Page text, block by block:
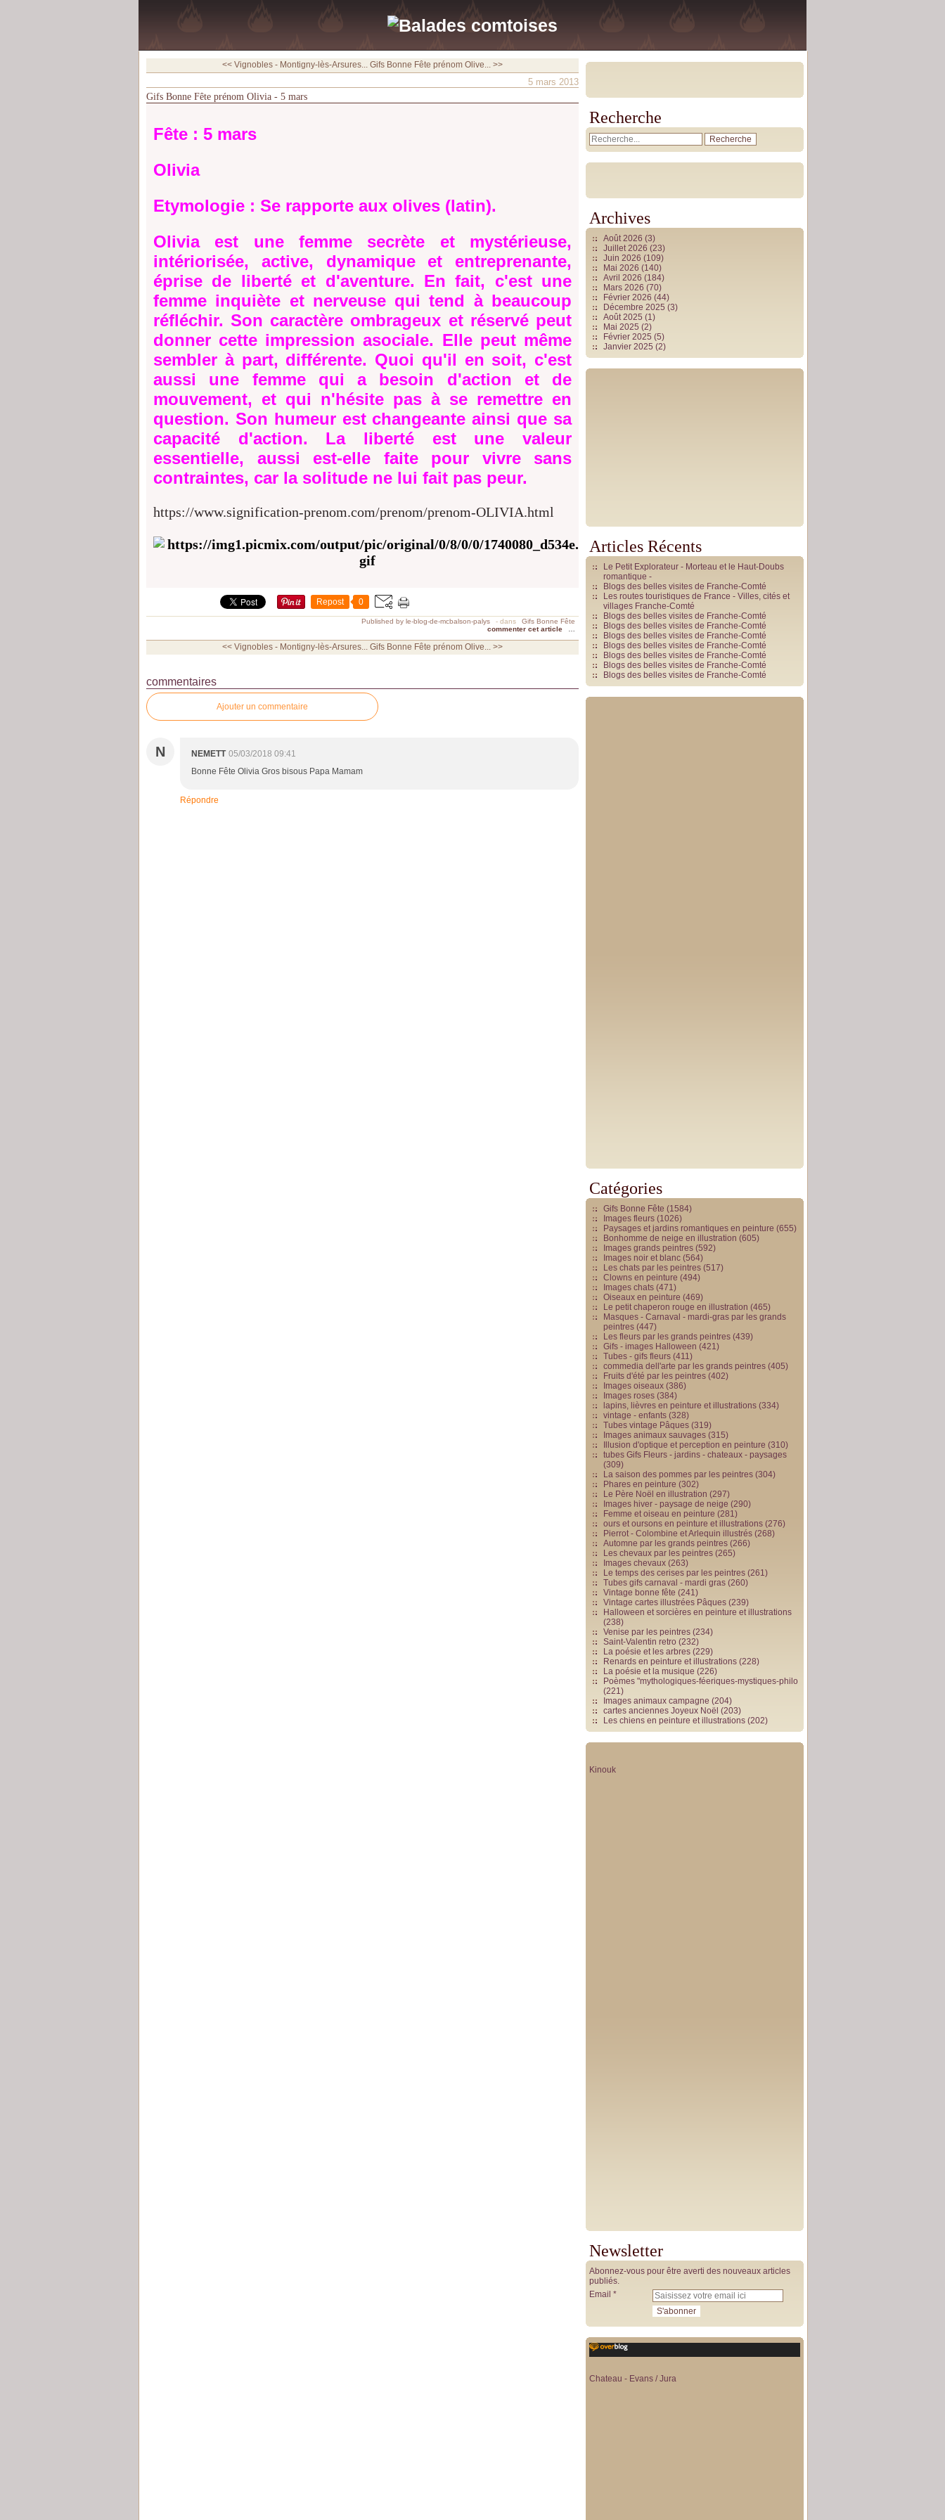
<< Vignobles - Montigny-lès-Arsures... Gifs Bonne Fête prénom Olive... >>
5 mars 2013
Gifs Bonne Fête prénom Olivia - 5 mars
Fête : 5 mars
Olivia
Etymologie : Se rapporte aux olives (latin).
Olivia est une femme secrète et mystérieuse,
intériorisée, active, dynamique et entreprenante,
éprise de liberté et d'aventure. En fait, c'est une
femme inquiète et nerveuse qui tend à beaucoup
réfléchir. Son caractère ombrageux et réservé peut
donner cette impression asociale. Elle peut même
sembler à part, différente. Quoi qu'il en soit, c'est
aussi une femme qui a besoin d'action et de
mouvement, et qui n'hésite pas à se remettre en
question. Son humeur est changeante ainsi que sa
capacité d'action. La liberté est une valeur
essentielle, aussi est-elle faite pour vivre sans
contraintes, car la solitude ne lui fait pas peur.
https://www.signification-prenom.com/prenom/prenom-OLIVIA.html
Repost 0
Published by le-blog-de-mcbalson-palys - dans
Gifs Bonne Fête
commenter cet article
<< Vignobles - Montigny-lès-Arsures... Gifs Bonne Fête prénom Olive... >>
commentaires
Ajouter un commentaire
N NEMETT 05/03/2018 09:41
Bonne Fête Olivia Gros bisous Papa Mamam
Répondre
Recherche
Archives
Août 2026 (3)
Juillet 2026 (23)
Juin 2026 (109)
Mai 2026 (140)
Avril 2026 (184)
Mars 2026 (70)
Février 2026 (44)
Décembre 2025 (3)
Août 2025 (1)
Mai 2025 (2)
Février 2025 (5)
Janvier 2025 (2)
Articles Récents
Le Petit Explorateur - Morteau et le Haut-Doubs
romantique -
Blogs des belles visites de Franche-Comté
Les routes touristiques de France - Villes, cités et
villages Franche-Comté
Blogs des belles visites de Franche-Comté
Blogs des belles visites de Franche-Comté
Blogs des belles visites de Franche-Comté
Blogs des belles visites de Franche-Comté
Blogs des belles visites de Franche-Comté
Blogs des belles visites de Franche-Comté
Blogs des belles visites de Franche-Comté
Catégories
Gifs Bonne Fête (1584)
Images fleurs (1026)
Paysages et jardins romantiques en peinture (655)
Bonhomme de neige en illustration (605)
Images grands peintres (592)
Images noir et blanc (564)
Les chats par les peintres (517)
Clowns en peinture (494)
Images chats (471)
Oiseaux en peinture (469)
Le petit chaperon rouge en illustration (465)
Masques - Carnaval - mardi-gras par les grands
peintres (447)
Les fleurs par les grands peintres (439)
Gifs - images Halloween (421)
Tubes - gifs fleurs (411)
commedia dell'arte par les grands peintres (405)
Fruits d'été par les peintres (402)
Images oiseaux (386)
Images roses (384)
lapins, lièvres en peinture et illustrations (334)
vintage - enfants (328)
Tubes vintage Pâques (319)
Images animaux sauvages (315)
Illusion d'optique et perception en peinture (310)
tubes Gifs Fleurs - jardins - chateaux - paysages
(309)
La saison des pommes par les peintres (304)
Phares en peinture (302)
Le Père Noël en illustration (297)
Images hiver - paysage de neige (290)
Femme et oiseau en peinture (281)
ours et oursons en peinture et illustrations (276)
Pierrot - Colombine et Arlequin illustrés (268)
Automne par les grands peintres (266)
Les chevaux par les peintres (265)
Images chevaux (263)
Le temps des cerises par les peintres (261)
Tubes gifs carnaval - mardi gras (260)
Vintage bonne fête (241)
Vintage cartes illustrées Pâques (239)
Halloween et sorcières en peinture et illustrations
(238)
Venise par les peintres (234)
Saint-Valentin retro (232)
La poésie et les arbres (229)
Renards en peinture et illustrations (228)
La poésie et la musique (226)
Poèmes "mythologiques-féeriques-mystiques-philo
(221)
Images animaux campagne (204)
cartes anciennes Joyeux Noël (203)
Les chiens en peinture et illustrations (202)
Kinouk
Newsletter
Abonnez-vous pour être averti des nouveaux articles
publiés.
Email
Chateau - Evans / Jura